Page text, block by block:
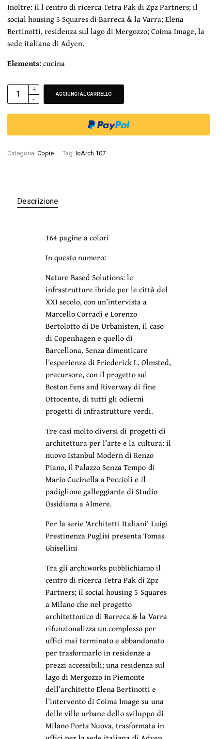
Inoltre: il l centro di ricerca Tetra Pak di Zpz Partners; il
social housing 5 Squares di Barreca & la Varra; Elena
Bertinotti, residenza sul lago di Mergozzo; Coima Image, la
sede italiana di Adyen.
Elements: cucina
AGGIUNGI AL CARRELLO
Categoria: Copie Tag: IoArch 107
Descrizione
164 pagine a colori
In questo numero:
Nature Based Solutions: le
infrastrutture ibride per le città del
XXI secolo, con un’intervista a
Marcello Corradi e Lorenzo
Bertolotto di De Urbanisten, il caso
di Copenhagen e quello di
Barcellona. Senza dimenticare
l’esperienza di Friederick L. Olmsted,
precursore, con il progetto sul
Boston Fens and Riverway di fine
Ottocento, di tutti gli odierni
progetti di infrastrutture verdi.
Tre casi molto diversi di progetti di
architettura per l’arte e la cultura: il
nuovo Istanbul Modern di Renzo
Piano, il Palazzo Senza Tempo di
Mario Cucinella a Peccioli e il
padiglione galleggiante di Studio
Ossidiana a Almere.
Per la serie ‘Architetti Italiani’ Luigi
Prestinenza Puglisi presenta Tomas
Ghisellini
Tra gli archiworks pubblichiamo il
centro di ricerca Tetra Pak di Zpz
Partners; il social housing 5 Squares
a Milano che nel progetto
architettonico di Barreca & la Varra
rifunzionalizza un complesso per
uffici mai terminato e abbandonato
per trasformarlo in residenze a
prezzi accessibili; una residenza sul
lago di Mergozzo in Piemonte
dell’architetto Elena Bertinotti e
l’intervento di Coima Image su una
delle ville urbane dello sviluppo di
Milano Porta Nuova, trasformata in